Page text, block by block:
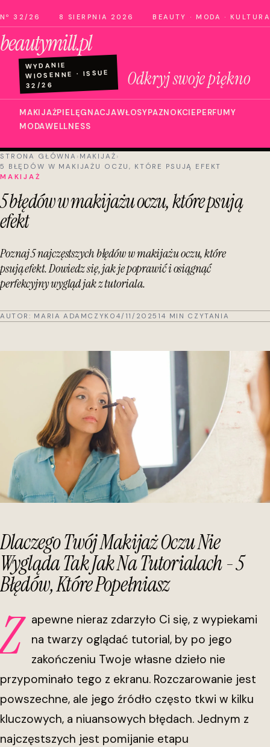
Nº 32/26 8 SIERPNIA 2026 BEAUTY · MODA · KULTURA
beautymill.pl
WYDANIE
WIOSENNE · ISSUE
32/26 Odkryj swoje piękno
MAKIJAŻPIELĘGNACJAWŁOSYPAZNOKCIEPERFUMY
MODAWELLNESS
STRONA GŁÓWNA › MAKIJAŻ ›
5 BŁĘDÓW W MAKIJAŻU OCZU, KTÓRE PSUJĄ EFEKT
MAKIJAŻ
5 błędów w makijażu oczu, które psują
efekt
Poznaj 5 najczęstszych błędów w makijażu oczu, które
psują efekt. Dowiedz się, jak je poprawić i osiągnąć
perfekcyjny wygląd jak z tutoriala.
AUTOR: MARIA ADAMCZYK 04/11/2025 14 MIN CZYTANIA
Dlaczego Twój Makijaż Oczu Nie
Wygląda Tak Jak Na Tutorialach - 5
Błędów, Które Popełniasz
Z
apewne nieraz zdarzyło Ci się, z wypiekami
na twarzy oglądać tutorial, by po jego
zakończeniu Twoje własne dzieło nie
przypominało tego z ekranu. Rozczarowanie jest
powszechne, ale jego źródło często tkwi w kilku
kluczowych, a niuansowych błędach. Jednym z
najczęstszych jest pomijanie etapu